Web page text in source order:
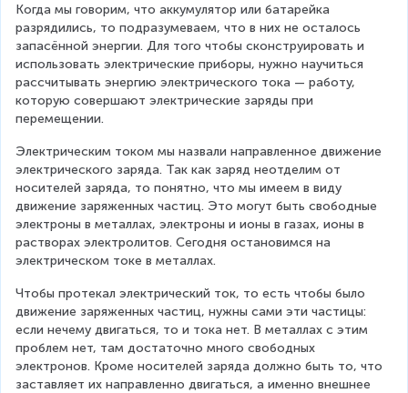
Когда мы говорим, что аккумулятор или батарейка
разрядились, то подразумеваем, что в них не осталось
запасённой энергии. Для того чтобы сконструировать и
использовать электрические приборы, нужно научиться
рассчитывать энергию электрического тока — работу,
которую совершают электрические заряды при
перемещении.
Электрическим током мы назвали направленное движение
электрического заряда. Так как заряд неотделим от
носителей заряда, то понятно, что мы имеем в виду
движение заряженных частиц. Это могут быть свободные
электроны в металлах, электроны и ионы в газах, ионы в
растворах электролитов. Сегодня остановимся на
электрическом токе в металлах.
Чтобы протекал электрический ток, то есть чтобы было
движение заряженных частиц, нужны сами эти частицы:
если нечему двигаться, то и тока нет. В металлах с этим
проблем нет, там достаточно много свободных
электронов. Кроме носителей заряда должно быть то, что
заставляет их направленно двигаться, а именно внешнее